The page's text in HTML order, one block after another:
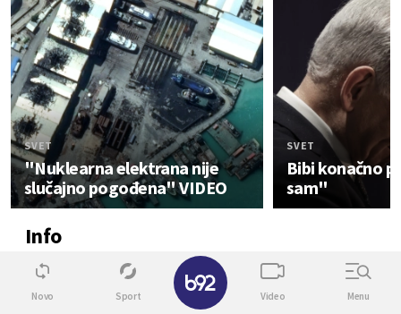
SVET
"Nuklearna elektrana nije
slučajno pogođena" VIDEO
SVET
Bibi konačno
sam"
Info
0
Novo Sport Video Menu
✕